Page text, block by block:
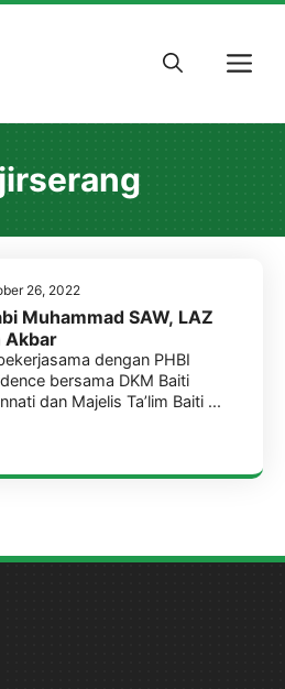
26, 2022
Muhammad SAW, LAZ
Akbar
dengan PHBI
bersama DKM Baiti
dan Majelis Ta’lim Baiti ...